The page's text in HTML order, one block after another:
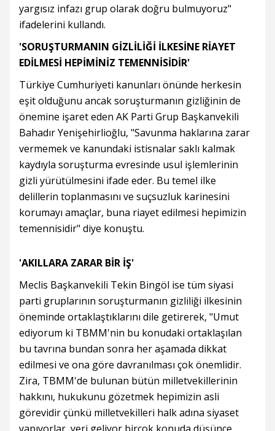
yargısız infazı grup olarak doğru bulmuyoruz"
ifadelerini kullandı.
'SORUŞTURMANIN GİZLİLİĞİ İLKESİNE RİAYET
EDİLMESİ HEPİMİNİZ TEMENNİSİDİR'
Türkiye Cumhuriyeti kanunları önünde herkesin
eşit olduğunu ancak soruşturmanın gizliğinin de
önemine işaret eden AK Parti Grup Başkanvekili
Bahadır Yenişehirlioğlu, "Savunma haklarına zarar
vermemek ve kanundaki istisnalar saklı kalmak
kaydıyla soruşturma evresinde usul işlemlerinin
gizli yürütülmesini ifade eder. Bu temel ilke
delillerin toplanmasını ve suçsuzluk karinesini
korumayı amaçlar, buna riayet edilmesi hepimizin
temennisidir" diye konuştu.
'AKILLARA ZARAR BİR İŞ'
Meclis Başkanvekili Tekin Bingöl ise tüm siyasi
parti gruplarının soruşturmanın gizliliği ilkesinin
öneminde ortaklaştıklarını dile getirerek, "Umut
ediyorum ki TBMM'nin bu konudaki ortaklaşılan
bu tavrına bundan sonra her aşamada dikkat
edilmesi ve ona göre davranılması çok önemlidir.
Zira, TBMM'de bulunan bütün milletvekillerinin
hakkını, hukukunu gözetmek hepimizin asli
görevidir çünkü milletvekilleri halk adına siyaset